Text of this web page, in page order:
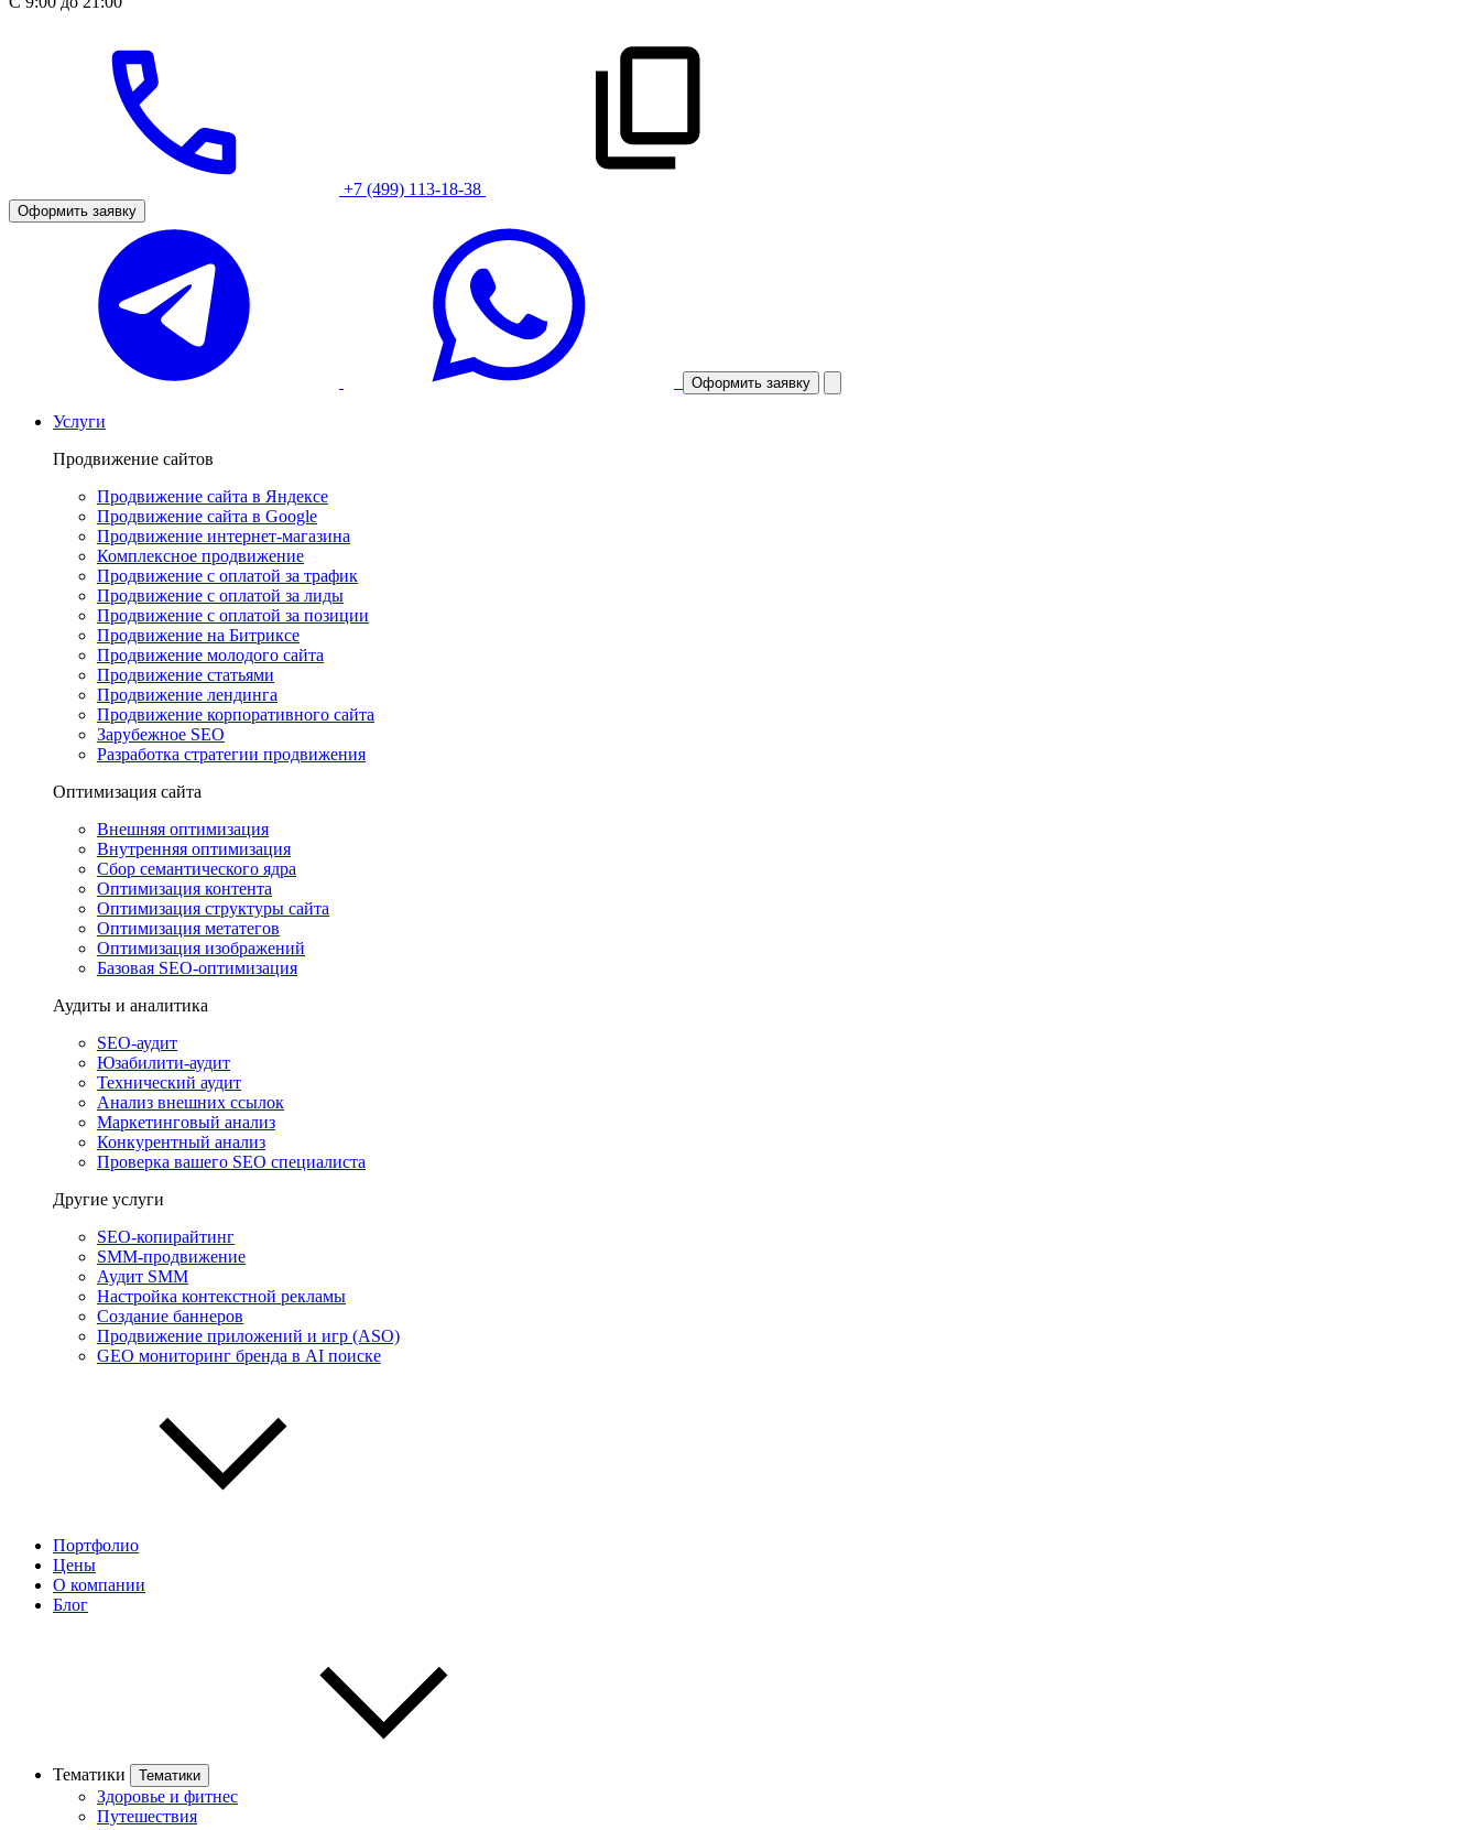
+7 (499) 113-18-38
Оформить заявку
Оформить заявку
Услуги
Продвижение сайтов
Продвижение сайта в Яндексе
Продвижение сайта в Google
Продвижение интернет-магазина
Комплексное продвижение
Продвижение с оплатой за трафик
Продвижение с оплатой за лиды
Продвижение с оплатой за позиции
Продвижение на Битриксе
Продвижение молодого сайта
Продвижение статьями
Продвижение лендинга
Продвижение корпоративного сайта
Зарубежное SEO
Разработка стратегии продвижения
Оптимизация сайта
Внешняя оптимизация
Внутренняя оптимизация
Сбор семантического ядра
Оптимизация контента
Оптимизация структуры сайта
Оптимизация метатегов
Оптимизация изображений
Базовая SEO-оптимизация
Аудиты и аналитика
SEO-аудит
Юзабилити-аудит
Технический аудит
Анализ внешних ссылок
Маркетинговый анализ
Конкурентный анализ
Проверка вашего SEO специалиста
Другие услуги
SEO-копирайтинг
SMM-продвижение
Аудит SMM
Настройка контекстной рекламы
Создание баннеров
Продвижение приложений и игр (ASO)
GEO мониторинг бренда в AI поиске
Портфолио
Цены
О компании
Блог
Тематики Тематики
Здоровье и фитнес
Путешествия